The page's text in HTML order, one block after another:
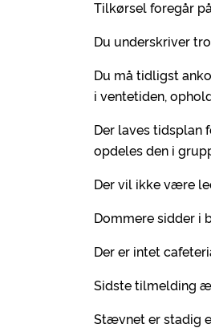
Tilkørsel foregår
Du underskriver
Du må tidligst
i ventetiden,
Der laves tidsplan
opdeles den i
Der vil ikke være
Dommere sidder i
Der er intet
Sidste tilmelding
Stævnet er stadig